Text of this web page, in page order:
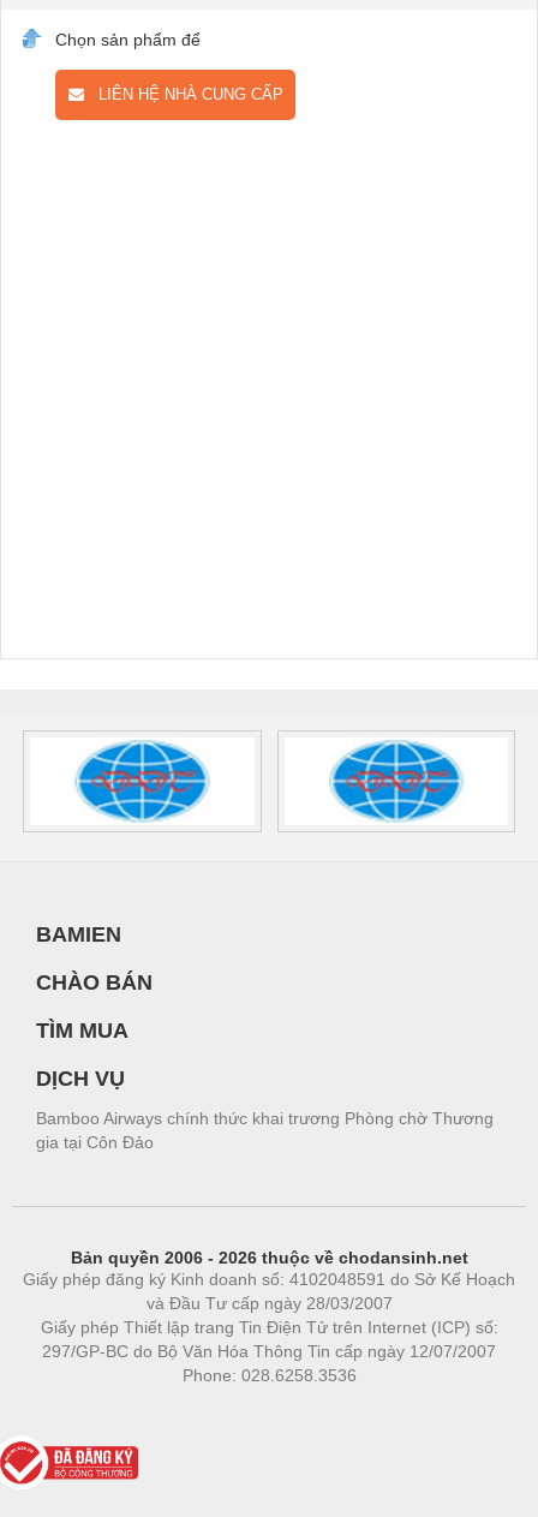
Chọn sản phẩm để
LIÊN HỆ NHÀ CUNG CẤP
BAMIEN
CHÀO BÁN
TÌM MUA
DỊCH VỤ
Bamboo Airways chính thức khai trương Phòng chờ Thương
gia tại Côn Đảo
Bản quyền 2006 - 2026 thuộc về chodansinh.net
Giấy phép đăng ký Kinh doanh số: 4102048591 do Sở Kế Hoạch
và Đầu Tư cấp ngày 28/03/2007
Giấy phép Thiết lập trang Tin Điện Tử trên Internet (ICP) số:
297/GP-BC do Bộ Văn Hóa Thông Tin cấp ngày 12/07/2007
Phone: 028.6258.3536